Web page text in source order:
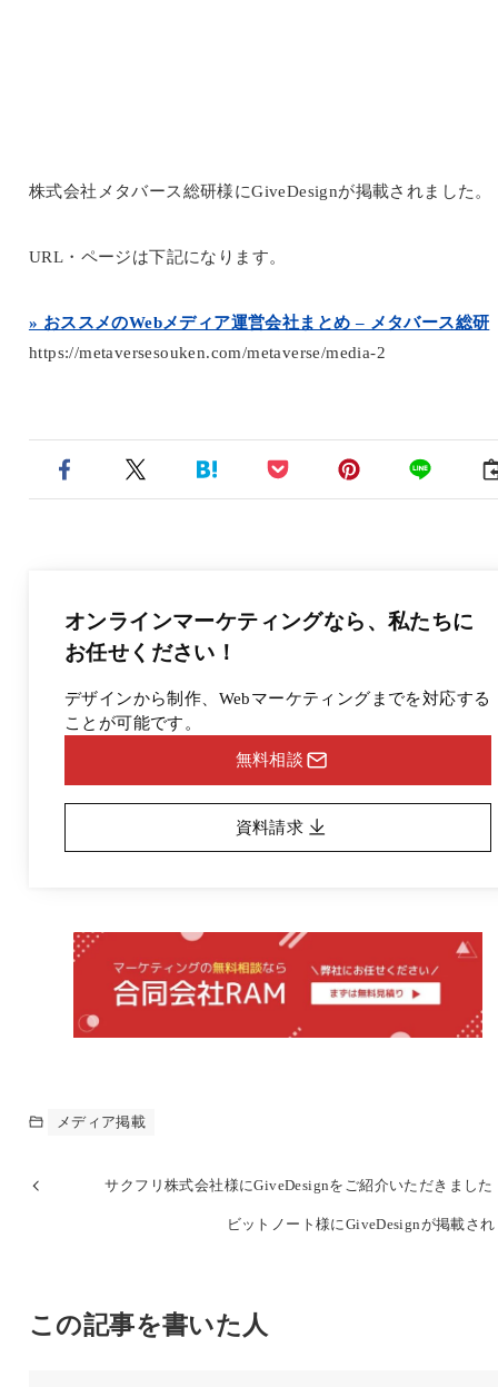
株式会社メタバース総研様にGiveDesignが掲載されました。
URL・ページは下記になります。
» おススメのWebメディア運営会社まとめ – メタバース総研
https://metaversesouken.com/metaverse/media-2
オンラインマーケティングなら、 私たちに
お任せください！
デザインから制作、Webマーケティングまでを対応する
ことが可能です。
無料相談
資料請求
メディア掲載
サクフリ株式会社様にGiveDesignをご紹介いただきました
ビットノート様にGiveDesignが掲載さ
この記事を書いた人